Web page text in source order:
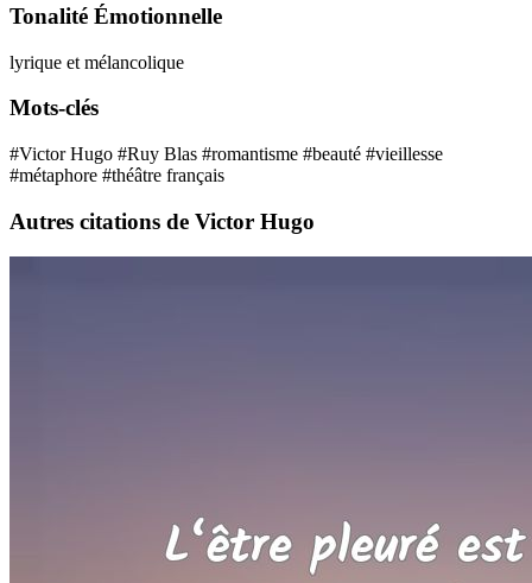
Tonalité Émotionnelle
lyrique et mélancolique
Mots-clés
#Victor Hugo #Ruy Blas #romantisme #beauté #vieillesse
#métaphore #théâtre français
Autres citations de Victor Hugo